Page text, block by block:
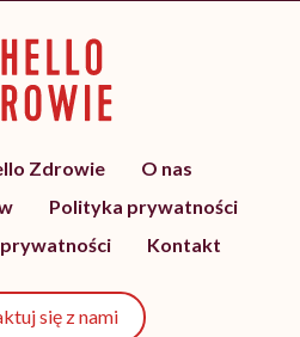
Zdrowie
O nas
Polityka prywatności
Kontakt
się z nami